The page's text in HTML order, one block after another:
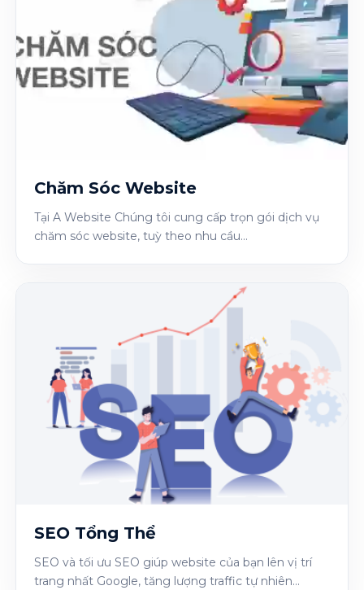
Chăm Sóc Website
Tại A Website Chúng tôi cung cấp trọn gói dịch vụ
chăm sóc website, tuỳ theo nhu cầu...
SEO Tổng Thể
SEO và tối ưu SEO giúp website của bạn lên vị trí
trang nhất Google, tăng lượng traffic tự nhiên...